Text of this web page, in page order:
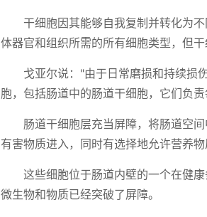
干细胞因其能够自我复制并转化为
体器官和组织所需的所有细胞类型，但干
戈亚尔说："由于日常磨损和持续损
胞，包括肠道中的肠道干细胞，它们负
肠道干细胞层充当屏障，将肠道空
有害物质进入，同时有选择地允许营养物
这些细胞位于肠道内壁的一个在健
微生物和物质已经突破了屏障。